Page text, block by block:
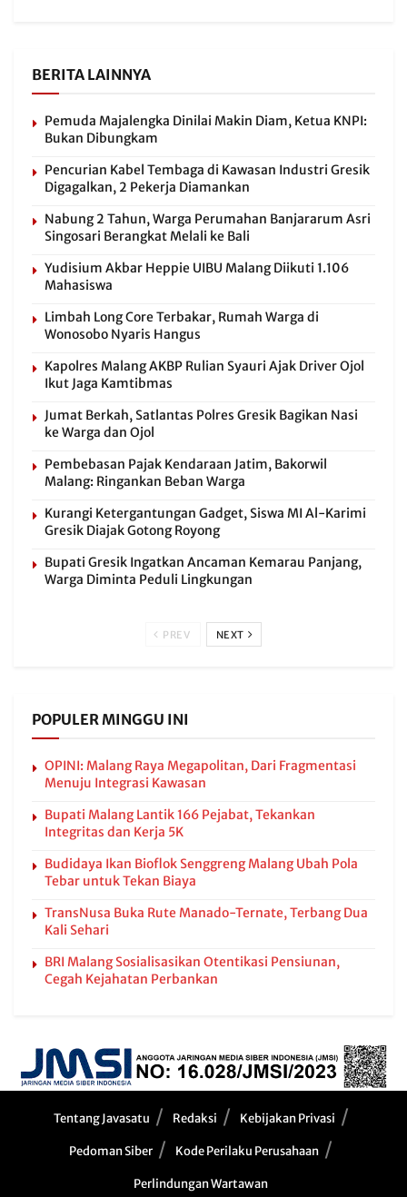
BERITA LAINNYA
Pemuda Majalengka Dinilai Makin Diam, Ketua KNPI:
Bukan Dibungkam
Pencurian Kabel Tembaga di Kawasan Industri Gresik
Digagalkan, 2 Pekerja Diamankan
Nabung 2 Tahun, Warga Perumahan Banjararum Asri
Singosari Berangkat Melali ke Bali
Yudisium Akbar Heppie UIBU Malang Diikuti 1.106
Mahasiswa
Limbah Long Core Terbakar, Rumah Warga di
Wonosobo Nyaris Hangus
Kapolres Malang AKBP Rulian Syauri Ajak Driver Ojol
Ikut Jaga Kamtibmas
Jumat Berkah, Satlantas Polres Gresik Bagikan Nasi
ke Warga dan Ojol
Pembebasan Pajak Kendaraan Jatim, Bakorwil
Malang: Ringankan Beban Warga
Kurangi Ketergantungan Gadget, Siswa MI Al-Karimi
Gresik Diajak Gotong Royong
Bupati Gresik Ingatkan Ancaman Kemarau Panjang,
Warga Diminta Peduli Lingkungan
PREV NEXT
POPULER MINGGU INI
OPINI: Malang Raya Megapolitan, Dari Fragmentasi
Menuju Integrasi Kawasan
Bupati Malang Lantik 166 Pejabat, Tekankan
Integritas dan Kerja 5K
Budidaya Ikan Bioflok Senggreng Malang Ubah Pola
Tebar untuk Tekan Biaya
TransNusa Buka Rute Manado-Ternate, Terbang Dua
Kali Sehari
BRI Malang Sosialisasikan Otentikasi Pensiunan,
Cegah Kejahatan Perbankan
Tentang Javasatu Redaksi Kebijakan Privasi
Pedoman Siber Kode Perilaku Perusahaan
Perlindungan Wartawan